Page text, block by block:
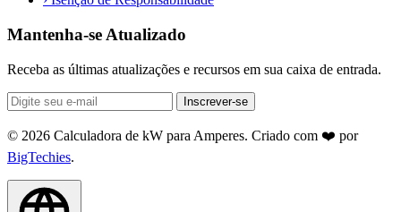
Mantenha-se Atualizado
Receba as últimas atualizações e recursos em sua caixa de entrada.
Inscrever-se
© 2026 Calculadora de kW para Amperes. Criado com ❤️ por
BigTechies.